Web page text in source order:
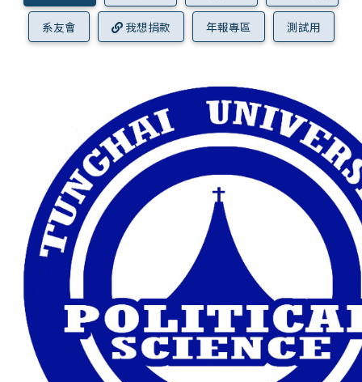
我想捐款
年報專區
系友會 我想捐款 年報專區 測試用